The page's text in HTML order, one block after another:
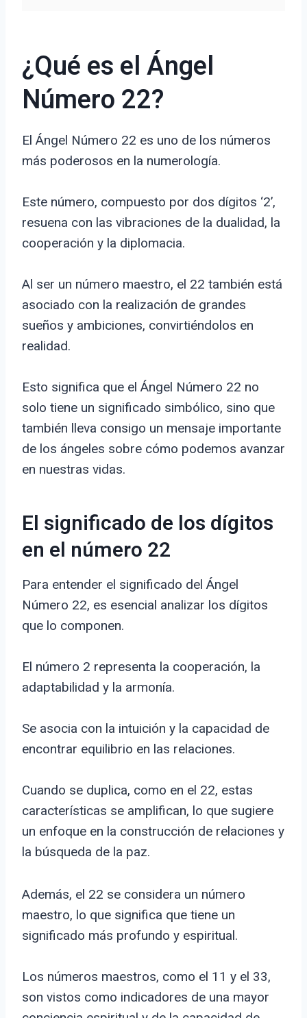
¿Qué es el Ángel
Número 22?
El Ángel Número 22 es uno de los números
más poderosos en la numerología.
Este número, compuesto por dos dígitos ‘2’,
resuena con las vibraciones de la dualidad, la
cooperación y la diplomacia.
Al ser un número maestro, el 22 también está
asociado con la realización de grandes
sueños y ambiciones, convirtiéndolos en
realidad.
Esto significa que el Ángel Número 22 no
solo tiene un significado simbólico, sino que
también lleva consigo un mensaje importante
de los ángeles sobre cómo podemos avanzar
en nuestras vidas.
El significado de los dígitos
en el número 22
Para entender el significado del Ángel
Número 22, es esencial analizar los dígitos
que lo componen.
El número 2 representa la cooperación, la
adaptabilidad y la armonía.
Se asocia con la intuición y la capacidad de
encontrar equilibrio en las relaciones.
Cuando se duplica, como en el 22, estas
características se amplifican, lo que sugiere
un enfoque en la construcción de relaciones y
la búsqueda de la paz.
Además, el 22 se considera un número
maestro, lo que significa que tiene un
significado más profundo y espiritual.
Los números maestros, como el 11 y el 33,
son vistos como indicadores de una mayor